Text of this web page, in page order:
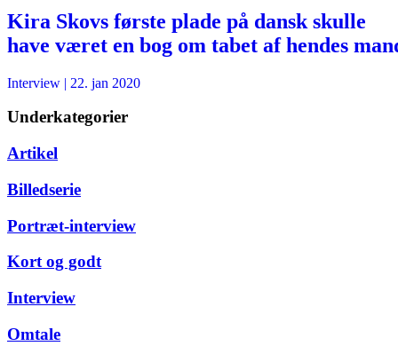
Kira Skovs første plade på dansk skulle
have været en bog om tabet af hendes
Interview | 22. jan 2020
Underkategorier
Artikel
Billedserie
Portræt-interview
Kort og godt
Interview
Omtale